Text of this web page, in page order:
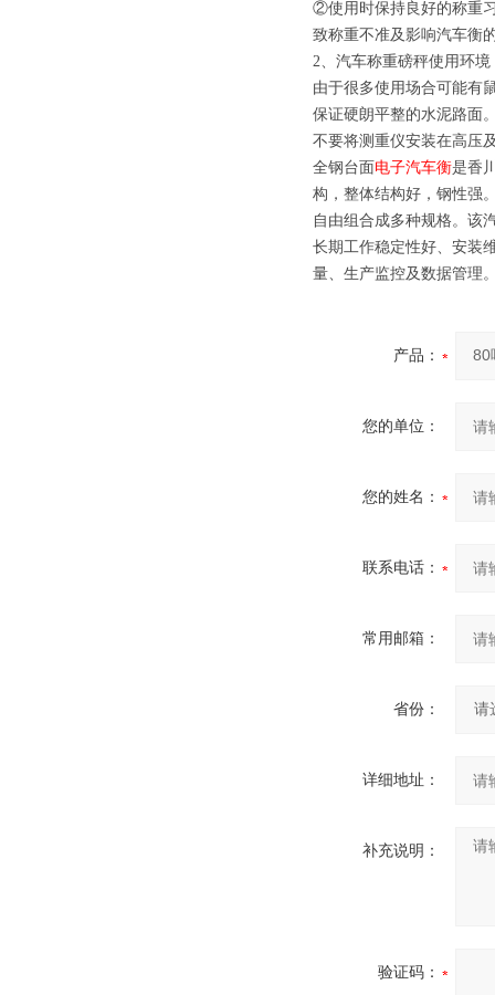
②使用时保持良好的称重
致称重不准及影响汽车衡
2、汽车称重磅秤使用环境
由于很多使用场合可能有
保证硬朗平整的水泥路面
不要将测重仪安装在高压
全钢台面电子汽车衡是香
构，整体结构好，钢性强
自由组合成多种规格。该
长期工作稳定性好、安装
量、生产监控及数据管理
产品：
您的单位：
您的姓名：
联系电话：
常用邮箱：
省份：
详细地址：
补充说明：
验证码：